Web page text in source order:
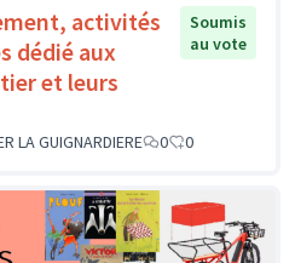
activités
dédié aux
et leurs
Soumis
au vote
LA GUIGNARDIERE 0 0